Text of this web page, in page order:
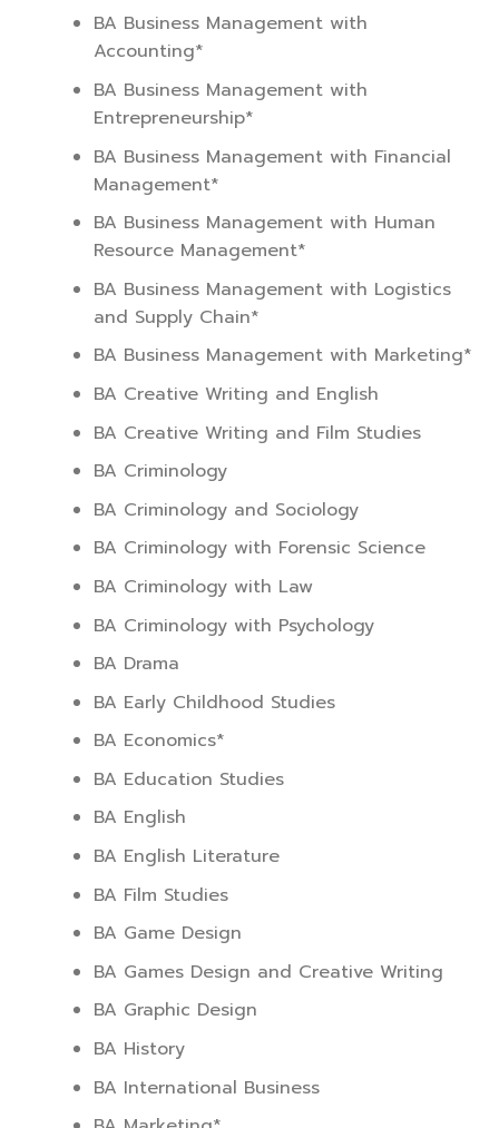
BA Business Management with
Accounting*
BA Business Management with
Entrepreneurship*
BA Business Management with Financial
Management*
BA Business Management with Human
Resource Management*
BA Business Management with Logistics
and Supply Chain*
BA Business Management with Marketing*
BA Creative Writing and English
BA Creative Writing and Film Studies
BA Criminology
BA Criminology and Sociology
BA Criminology with Forensic Science
BA Criminology with Law
BA Criminology with Psychology
BA Drama
BA Early Childhood Studies
BA Economics*
BA Education Studies
BA English
BA English Literature
BA Film Studies
BA Game Design
BA Games Design and Creative Writing
BA Graphic Design
BA History
BA International Business